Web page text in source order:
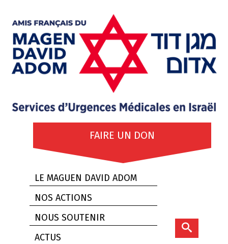
FAIRE UN DON
LE MAGUEN DAVID ADOM
NOS ACTIONS
NOUS SOUTENIR
ACTUS